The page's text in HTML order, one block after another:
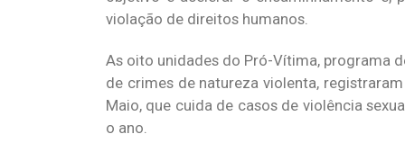
violação de direitos humanos.
As oito unidades do Pró-Vítima, programa
de crimes de natureza violenta,
Maio, que cuida de casos de violência
o ano.